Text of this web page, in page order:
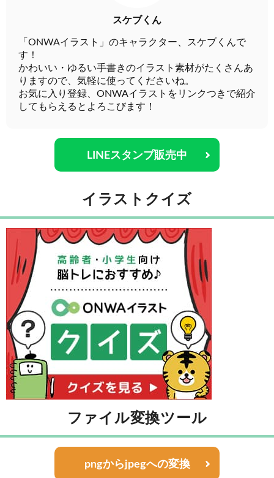
スケブくん
「ONWAイラスト」のキャラクター、スケブくんで
す！
かわいい・ゆるい手書きのイラスト素材がたくさんあ
りますので、気軽に使ってくださいね。
お気に入り登録、ONWAイラストをリンクつきで紹介
してもらえるとよろこびます！
LINEスタンプ販売中
イラストクイズ
ファイル変換ツール
pngからjpegへの変換